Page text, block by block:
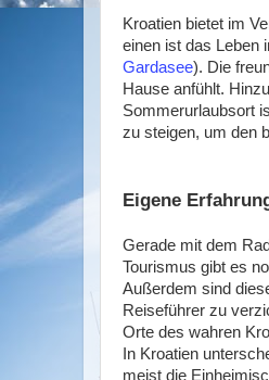
Kroatien bietet im
einen ist das Leben
Gardasee). Die
Hause anfühlt.
Sommerurlaubsort
zu steigen, um den
Eigene
Gerade mit dem
Tourismus gibt es
Außerdem sind
Reiseführer zu
Orte des wahren
In Kroatien
meist die